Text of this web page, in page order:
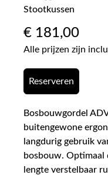
Stootkussen
€ 181,00
Alle prijzen zijn
Reserveren
Bosbouwgordel
buitengewone
langdurig gebruik
bosbouw. Optimaal
lengte verstelbaar